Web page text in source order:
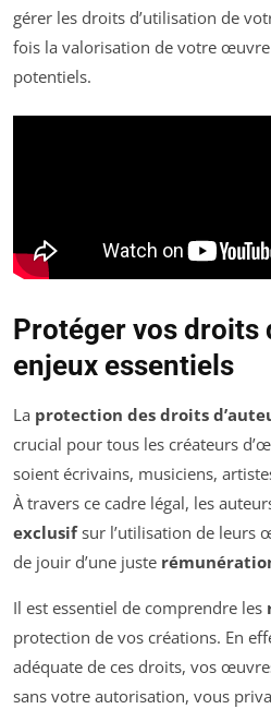
gérer les droits d’utilisation de
fois la valorisation de votre
potentiels.
Protéger vos droits
enjeux essentiels
La protection des droits
crucial pour tous les créateurs
soient écrivains, musiciens,
À travers ce cadre légal, les
exclusifsur l’utilisation de leurs
de jouir d’une juste
Il est essentiel de comprendre les
protection de vos créations. En
adéquate de ces droits, vos
sans votre autorisation, vous